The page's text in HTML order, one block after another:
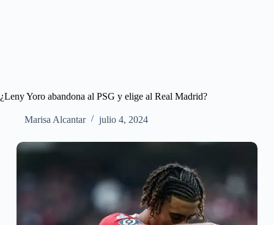
¿Leny Yoro abandona al PSG y elige al Real Madrid?
Marisa Alcantar julio 4, 2024